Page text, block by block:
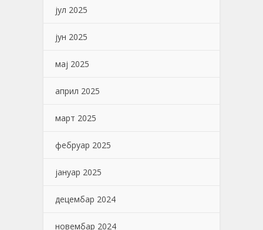
јул 2025
јун 2025
мај 2025
април 2025
март 2025
фебруар 2025
јануар 2025
децембар 2024
новембар 2024